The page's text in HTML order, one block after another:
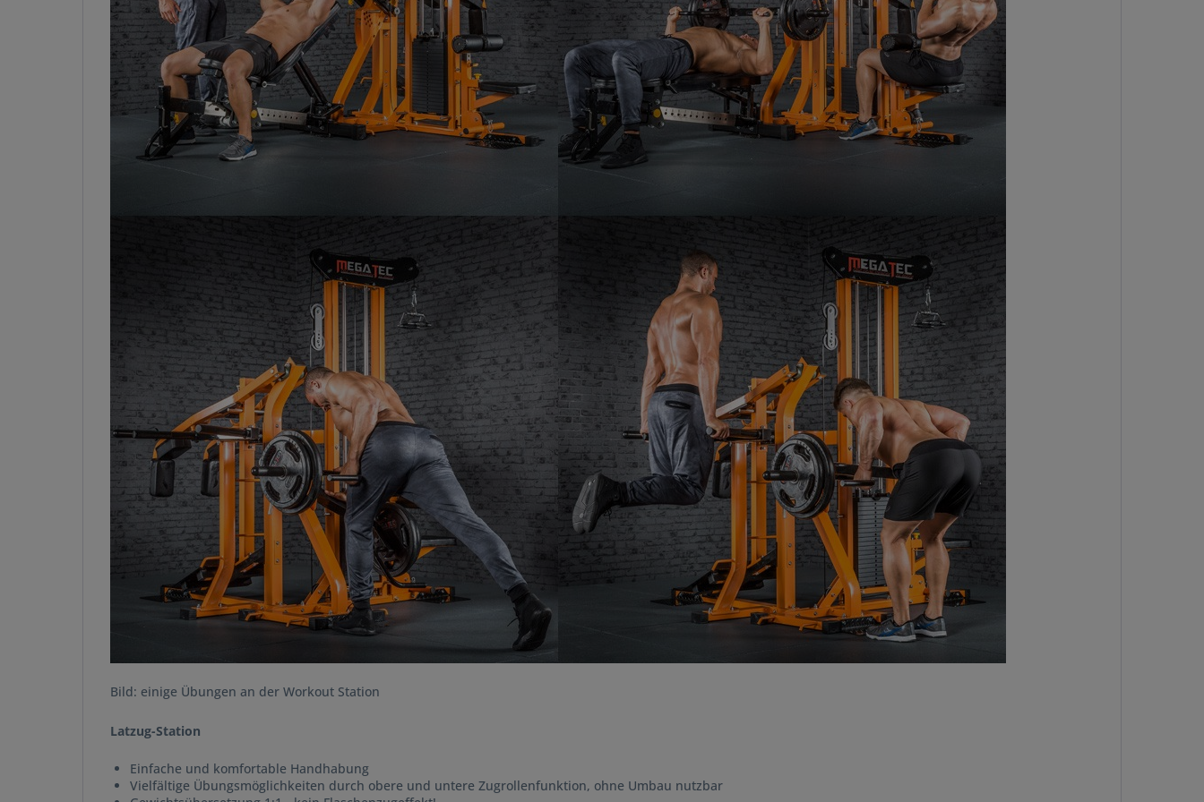
Bild: einige Übungen an der Workout Station
Latzug-Station
Einfache und komfortable Handhabung
Vielfältige Übungsmöglichkeiten durch obere und untere Zugrollenfunktion, ohne Umbau nutzbar